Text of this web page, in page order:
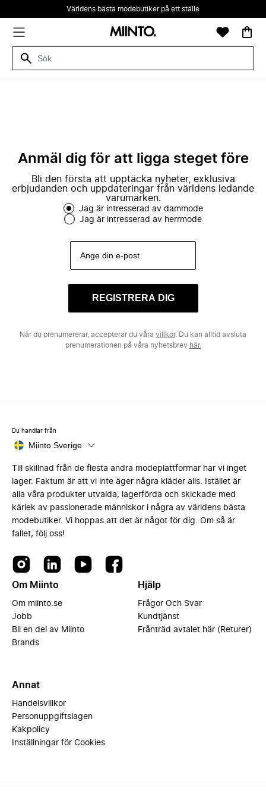
Världens bästa modebutiker på ett ställe
Anmäl dig för att ligga steget före
Bli den första att upptäcka nyheter, exklusiva
erbjudanden och uppdateringar från världens ledande
varumärken.
Jag är intresserad av dammode
Jag är intresserad av herrmode
REGISTRERA DIG
När du prenumererar, accepterar du våra villkor. Du kan alltid avsluta
prenumerationen på våra nyhetsbrev här.
Du handlar från
Miinto Sverige
Till skillnad från de flesta andra modeplattformar har vi inget
lager. Faktum är att vi inte äger några kläder alls. Istället är
alla våra produkter utvalda, lagerförda och skickade med
kärlek av passionerade människor i några av världens bästa
modebutiker. Vi hoppas att det är något för dig. Om så är
fallet, följ oss!
Om Miinto
Om miinto.se
Jobb
Bli en del av Miinto
Brands
Hjälp
Frågor Och Svar
Kundtjänst
Frånträd avtalet här (Returer)
Annat
Handelsvillkor
Personuppgiftslagen
Kakpolicy
Inställningar för Cookies